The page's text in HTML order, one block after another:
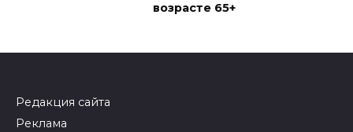
возрасте 65+
Редакция сайта
Реклама